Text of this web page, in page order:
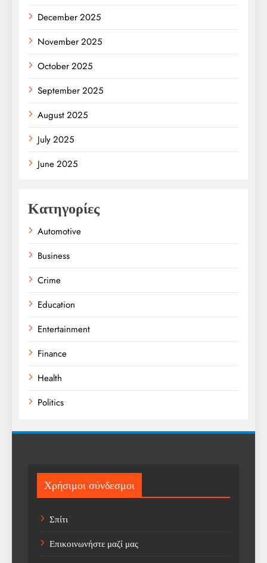
December 2025
November 2025
October 2025
September 2025
August 2025
July 2025
June 2025
Κατηγορίες
Automotive
Business
Crime
Education
Entertainment
Finance
Health
Politics
Sport
Sports
Technology
Trending
Χρήσιμοι σύνδεσμοι
Σπίτι
Επικοινωνήστε μαζί μας